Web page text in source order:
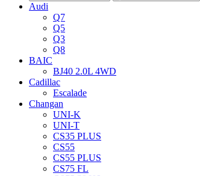
Audi
Q7
Q5
Q3
Q8
BAIC
BJ40 2.0L 4WD
Cadillac
Escalade
Changan
UNI-K
UNI-T
CS35 PLUS
CS55
CS55 PLUS
CS75 FL